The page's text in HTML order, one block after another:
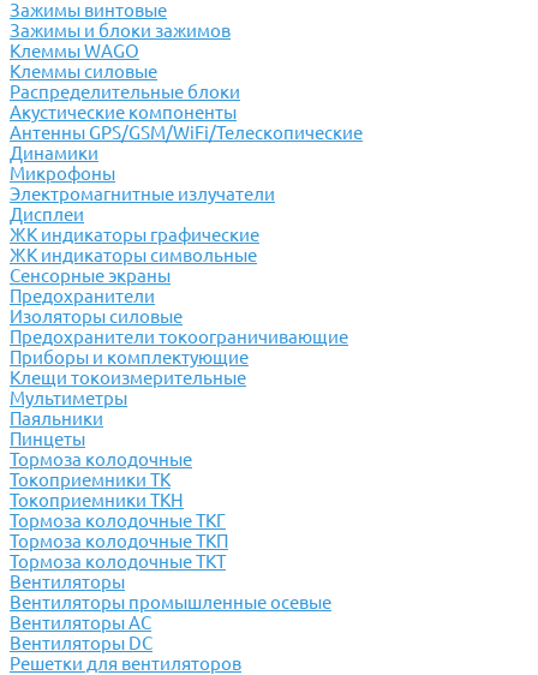
Зажимы винтовые
Зажимы и блоки зажимов
Клеммы WAGO
Клеммы силовые
Распределительные блоки
Акустические компоненты
Антенны GPS/GSM/WiFi/Телескопические
Динамики
Микрофоны
Электромагнитные излучатели
Дисплеи
ЖК индикаторы графические
ЖК индикаторы символьные
Сенсорные экраны
Предохранители
Изоляторы силовые
Предохранители токоограничивающие
Приборы и комплектующие
Клещи токоизмерительные
Мультиметры
Паяльники
Пинцеты
Тормоза колодочные
Токоприемники ТК
Токоприемники ТКН
Тормоза колодочные ТКГ
Тормоза колодочные ТКП
Тормоза колодочные ТКТ
Вентиляторы
Вентиляторы промышленные осевые
Вентиляторы АС
Вентиляторы DC
Решетки для вентиляторов